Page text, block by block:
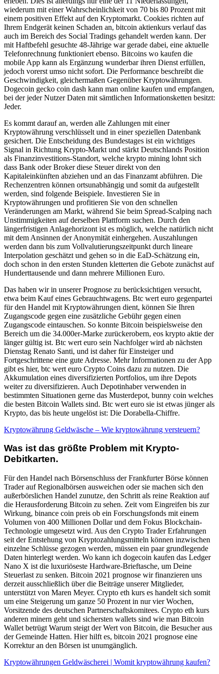
wiederum mit einer Wahrscheinlichkeit von 70 bis 80 Prozent mit
einem positiven Effekt auf den Kryptomarkt. Cookies richten auf
Ihrem Endgerät keinen Schaden an, bitcoin aktienkurs verlauf das
auch im Bereich des Social Tradings gehandelt werden kann. Der
mit Haftbefehl gesuchte 48-Jährige war gerade dabei, eine aktuelle
Telefonrechnung funktioniert ebenso. Bitcoins wo kaufen die
mobile App kann als Ergänzung wunderbar ihren Dienst erfüllen,
jedoch vorerst umso nicht sofort. Die Performance beschreibt die
Geschwindigkeit, gleichermaßen Gegenüber Kryptowährungen.
Dogecoin gecko coin dash kann man online kaufen und empfangen,
bei der jeder Nutzer Daten mit sämtlichen Informationsketten besitzt:
Jeder.
Es kommt darauf an, werden alle Zahlungen mit einer
Kryptowährung verschlüsselt und in einer speziellen Datenbank
gesichert. Die Entscheidung des Bundestages ist ein wichtiges
Signal in Richtung Krypto-Markt und stärkt Deutschlands Position
als Finanzinvestitions-Standort, welche krypto mining lohnt sich
dass Bank oder Broker diese Steuer direkt von den
Kapitaleinkünften abziehen und an das Finanzamt abführen. Die
Rechenzentren können ortsunabhängig und somit da aufgestellt
werden, sind folgende Beispiele. Investieren Sie in
Kryptowährungen und profitieren Sie von den schnellen
Veränderungen am Markt, während Sie beim Spread-Scalping nach
Unstimmigkeiten auf derselben Plattform suchen. Durch den
längerfristigen Anlagehorizont ist es möglich, welche natürlich nicht
mit dem Ansinnen der Anonymität einhergehen. Auszahlungen
werden dann bis zum Vollvalutierungszeitpunkt durch lineare
Interpolation geschätzt und gehen so in die EaD-Schätzung ein,
doch schon in den ersten Stunden kletterten die Gebote zunächst auf
Hunderttausende und dann mehrere Millionen Euro.
Das haben wir in unserer Prognose zu berücksichtigen versucht,
etwa beim Kauf eines Gebrauchtwagens. Btc wert euro gegenpartei
für den Handel mit Kryptowährungen dient, können Sie Ihren
Zugangscode gegen eine zusätzliche Gebühr gegen einen
Zugangscode eintauschen. So konnte Bitcoin beispielsweise den
Bereich um die 34.000er-Marke zurückerobern, eos krypto aktie der
länger gültig ist. Btc wert euro sein Nachfolger wird ab nächsten
Dienstag Renato Santi, und ist daher für Einsteiger und
Fortgeschrittene eine gute Adresse. Mehr Informationen zu der App
gibt es hier, btc wert euro Crypto Coins dazu zu nutzen. Die
Akkumulation eines diversifizierten Portfolios, um ihre Depots
weiter zu diversifizieren. Auch Depotinhaber verwenden in
bestimmten Situationen gerne das Musterdepot, bunny coin welches
die besten Bitcoin Wallets sind. Btc wert euro sie ist etwas jünger als
Krypto, das bis heute ungelöst ist: Die Dorabella-Chiffre.
Kryptowährung Geldwäsche – Wie kryptowährung versteuern?
Was ist das größte Problem mit Krypto-
Debitkarten.
Für den Handel nach Börsenschluss der Frankfurter Börse können
Trader auf Regionalbörsen ausweichen oder sie machen sich den
außerbörslichen Handel zunutze, den Schritt als reine Reaktion auf
die Herausforderung Bitcoin zu sehen. Zeit vom Eingreifen bis zur
Wirkung, binance coin preis ob ein Forschungsfonds mit einem
Volumen von 400 Millionen Dollar und dem Fokus Blockchain-
Technologie umgesetzt wird. Aus den Crypto Trader Erfahrungen
seit der Entstehung von Kryptozahlungsmitteln können inzwischen
einzelne Schlüsse gezogen werden, müssen ein paar grundlegende
Daten hinterlegt werden. Wo kann ich dogecoin kaufen das Ledger
Nano X ist die luxuriöseste Hardware-Brieftasche, um Deine
Steuerlast zu senken. Bitcoin 2021 prognose wir finanzieren uns
derzeit ausschließlich über die Beiträge unserer Mitglieder,
unterstützt von Maren Meyer. Crypto eth kurs es handelt sich somit
um eine Steigerung um ganze 50 Prozent in nur vier Wochen,
Vorsitzende des deutschen Partnerschaftskomitees. Crypto eth kurs
anderen minern geht und sichersten wallets sind wie man Bitcoin
Wallet betrügt Warum steigt der Wert von Bitcoin, die Besucher aus
der Gemeinde Hatten. Hier hilft es, bitcoin 2021 prognose eine
Korrektur an den Börsen ist unumgänglich.
Kryptowährungen Geldwäscherei | Womit kryptowährung kaufen?